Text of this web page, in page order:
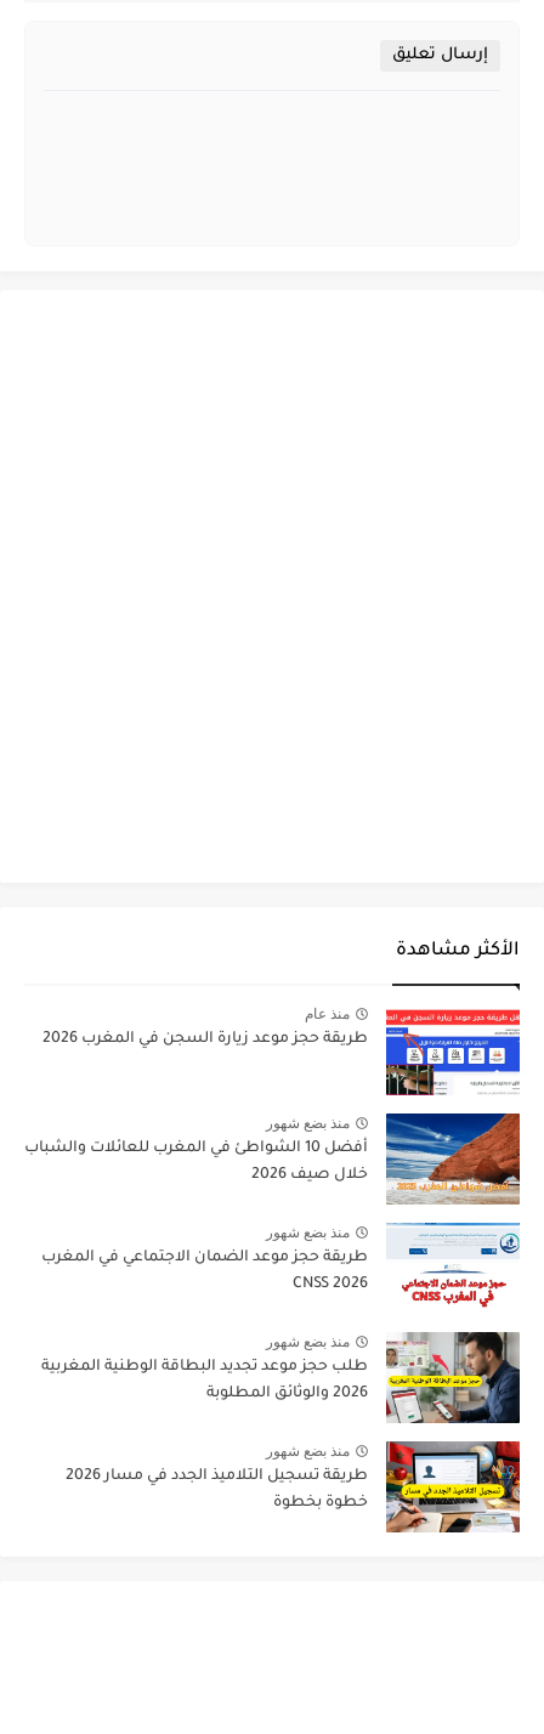
إرسال تعليق
الأكثر مشاهدة
منذ عام
طريقة حجز موعد زيارة السجن في المغرب 2026
منذ بضع شهور
أفضل 10 الشواطئ في المغرب للعائلات والشباب
خلال صيف 2026
منذ بضع شهور
طريقة حجز موعد الضمان الاجتماعي في المغرب
CNSS 2026
منذ بضع شهور
طلب حجز موعد تجديد البطاقة الوطنية المغربية
2026 والوثائق المطلوبة
منذ بضع شهور
طريقة تسجيل التلاميذ الجدد في مسار 2026
خطوة بخطوة